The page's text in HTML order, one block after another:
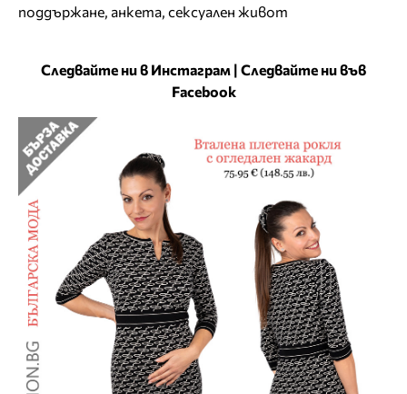
поддържане, анкета, сексуален живот
Следвайте ни в Инстаграм | Следвайте ни във
Facebook